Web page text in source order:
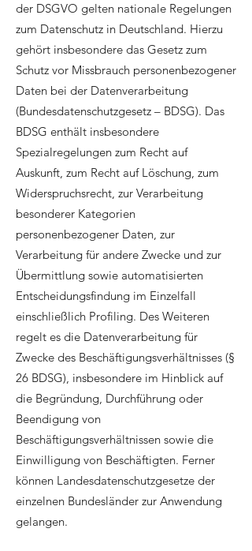
der DSGVO gelten nationale Regelungen
zum Datenschutz in Deutschland. Hierzu
gehört insbesondere das Gesetz zum
Schutz vor Missbrauch personenbezogener
Daten bei der Datenverarbeitung
(Bundesdatenschutzgesetz – BDSG). Das
BDSG enthält insbesondere
Spezialregelungen zum Recht auf
Auskunft, zum Recht auf Löschung, zum
Widerspruchsrecht, zur Verarbeitung
besonderer Kategorien
personenbezogener Daten, zur
Verarbeitung für andere Zwecke und zur
Übermittlung sowie automatisierten
Entscheidungsfindung im Einzelfall
einschließlich Profiling. Des Weiteren
regelt es die Datenverarbeitung für
Zwecke des Beschäftigungsverhältnisses (§
26 BDSG), insbesondere im Hinblick auf
die Begründung, Durchführung oder
Beendigung von
Beschäftigungsverhältnissen sowie die
Einwilligung von Beschäftigten. Ferner
können Landesdatenschutzgesetze der
einzelnen Bundesländer zur Anwendung
gelangen.